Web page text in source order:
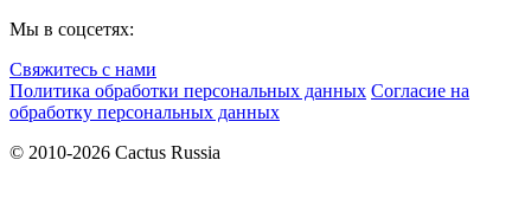
Мы в соцсетях:
Свяжитесь с нами
Политика обработки персональных данных Согласие на
обработку персональных данных
© 2010-2026 Cactus Russia